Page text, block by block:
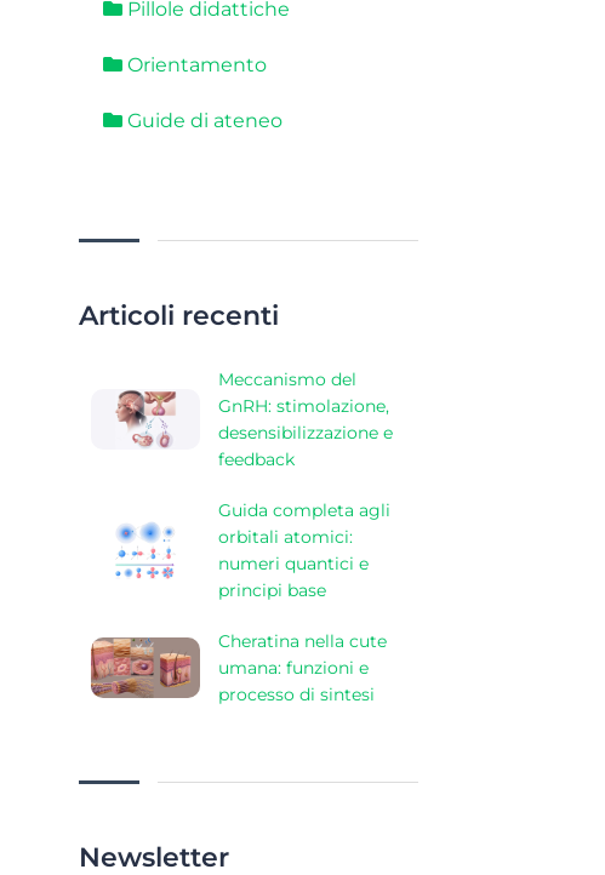
Pillole didattiche
Orientamento
Guide di ateneo
Articoli recenti
Meccanismo del
GnRH: stimolazione,
desensibilizzazione e
feedback
Guida completa agli
orbitali atomici:
numeri quantici e
principi base
Cheratina nella cute
umana: funzioni e
processo di sintesi
Newsletter